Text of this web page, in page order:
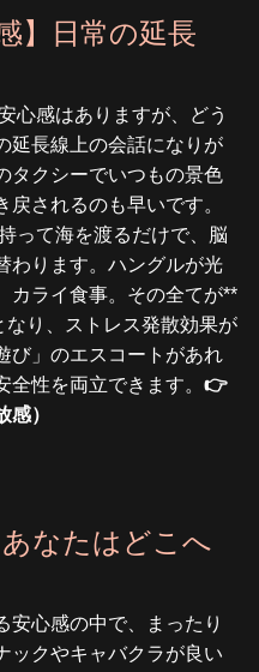
】日常の延長
心感はありますが、どう
延長線上の会話になりが
タクシーでいつもの景色
されるのも早いです。
って海を渡るだけで、脳
わります。ハングルが光
カライ食事。その全てが**
り、ストレス発散効果が
び」のエスコートがあれ
性を両立できます。 👉
）
なたはどこへ
安心感の中で、まったり
ックやキャバクラが良い